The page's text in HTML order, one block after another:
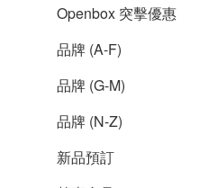
Openbox 突擊優惠
品牌 (A-F)
品牌 (G-M)
品牌 (N-Z)
新品預訂